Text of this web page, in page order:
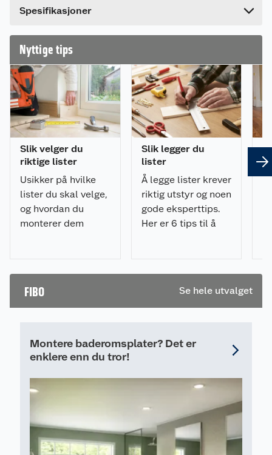
Spesifikasjoner
Nyttige tips
Slik velger du
riktige lister
Usikker på hvilke
lister du skal velge,
og hvordan du
monterer dem
montering i vår
komplette
Slik legger du
lister
Å legge lister krever
riktig utstyr og noen
gode eksperttips.
Her er 6 tips til å
8
FIBO Se hele utvalget
Montere baderomsplater? Det er
enklere enn du tror!